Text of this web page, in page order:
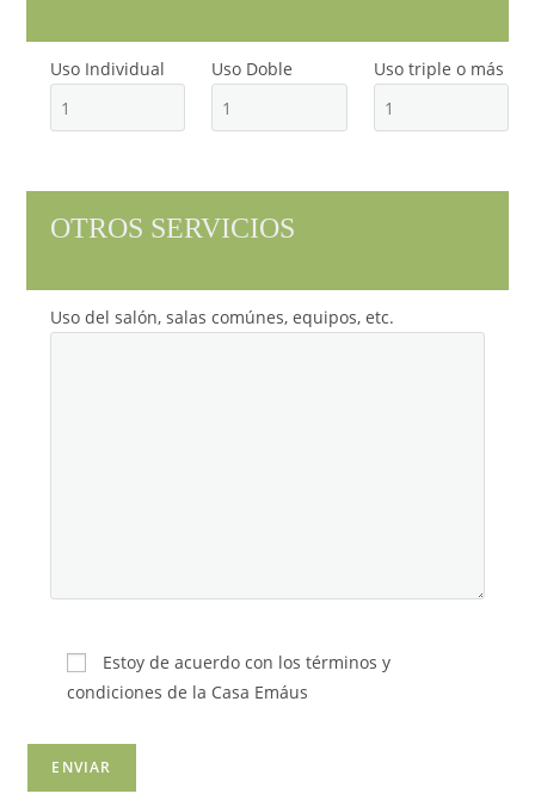
Uso Individual Uso Doble Uso triple o más
OTROS SERVICIOS
Uso del salón, salas comúnes, equipos, etc.
Estoy de acuerdo con los términos y
condiciones de la Casa Emáus